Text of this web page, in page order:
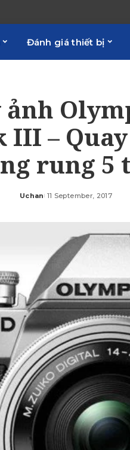
Đánh giá thiết bị
III –
rung 5
Posted
Uchan 11 September, 2017